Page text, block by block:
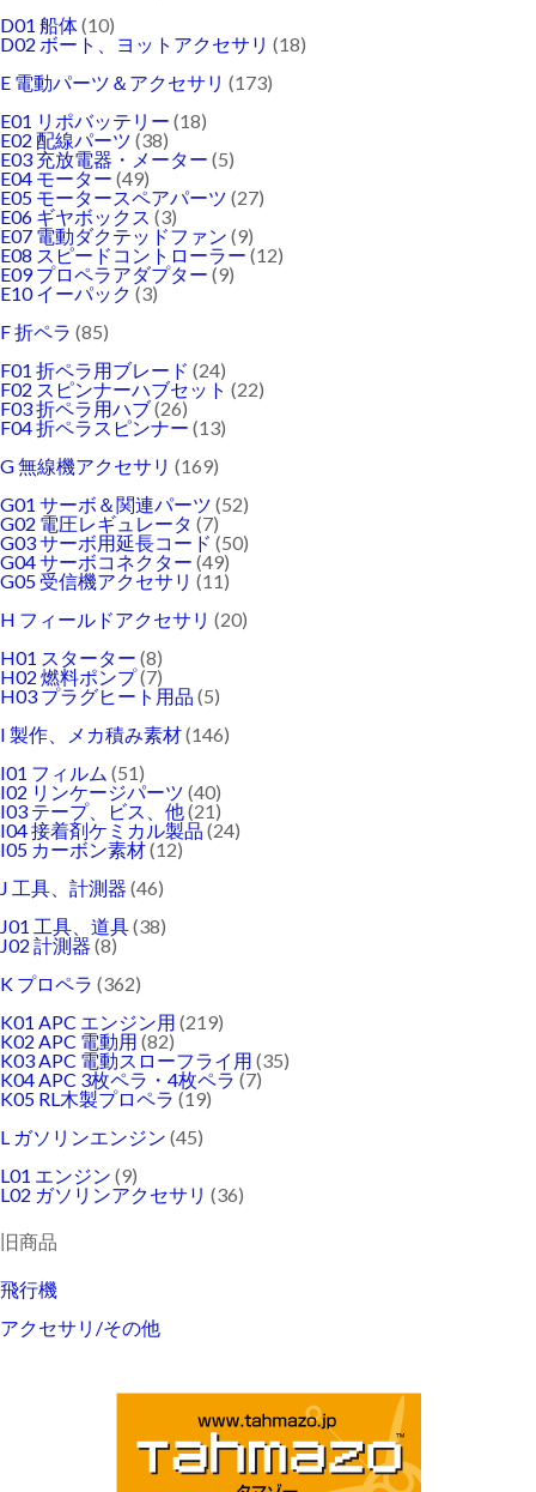
D01 船体(10)
D02 ボート、ヨットアクセサリ (18)
E 電動パーツ＆アクセサリ (173)
E01 リポバッテリー (18)
E02 配線パーツ (38)
E03 充放電器・メーター (5)
E04 モーター (49)
E05 モータースペアパーツ (27)
E06 ギヤボックス (3)
E07 電動ダクテッドファン (9)
E08 スピードコントローラー (12)
E09 プロペラアダプター (9)
E10 イーパック (3)
F 折ペラ (85)
F01 折ペラ用ブレード (24)
F02 スピンナーハブセット (22)
F03 折ペラ用ハブ(26)
F04 折ペラスピンナー (13)
G 無線機アクセサリ (169)
G01 サーボ＆関連パーツ (52)
G02 電圧レギュレータ (7)
G03 サーボ用延長コード (50)
G04 サーボコネクター (49)
G05 受信機アクセサリ (11)
H フィールドアクセサリ (20)
H01 スターター (8)
H02 燃料ポンプ(7)
H03 プラグヒート用品 (5)
I 製作、メカ積み素材(146)
I01 フィルム (51)
I02 リンケージパーツ (40)
I03 テープ、ビス、他(21)
I04 接着剤ケミカル製品 (24)
I05 カーボン素材(12)
J 工具、計測器 (46)
J01 工具、道具(38)
J02 計測器 (8)
K プロペラ (362)
K01 APC エンジン用 (219)
K02 APC 電動用 (82)
K03 APC 電動スローフライ用 (35)
K04 APC 3枚ペラ・4枚ペラ (7)
K05 RL木製プロペラ (19)
L ガソリンエンジン (45)
L01 エンジン (9)
L02 ガソリンアクセサリ (36)
旧商品
飛行機
アクセサリ/その他